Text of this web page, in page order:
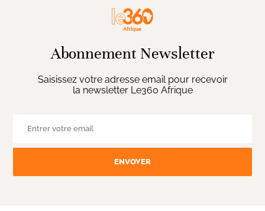
Abonnement Newsletter
Saisissez votre adresse email pour recevoir
la newsletter Le360 Afrique
ENVOYER